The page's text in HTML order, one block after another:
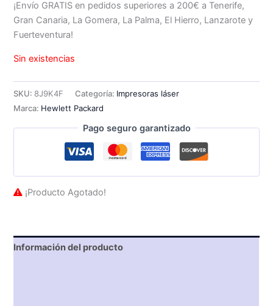
¡Envío GRATIS en pedidos superiores a 200€ a Tenerife,
Gran Canaria, La Gomera, La Palma, El Hierro, Lanzarote y
Fuerteventura!
Sin existencias
SKU: 8J9K4F Categoría: Impresoras láser
Marca: Hewlett Packard
Pago seguro garantizado
¡Producto Agotado!
Información del producto